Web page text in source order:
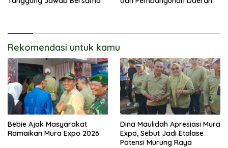
Rekomendasi untuk kamu
Bebie Ajak Masyarakat
Ramaikan Mura Expo 2026
Dina Maulidah Apresiasi Mura
Expo, Sebut Jadi Etalase
Potensi Murung Raya